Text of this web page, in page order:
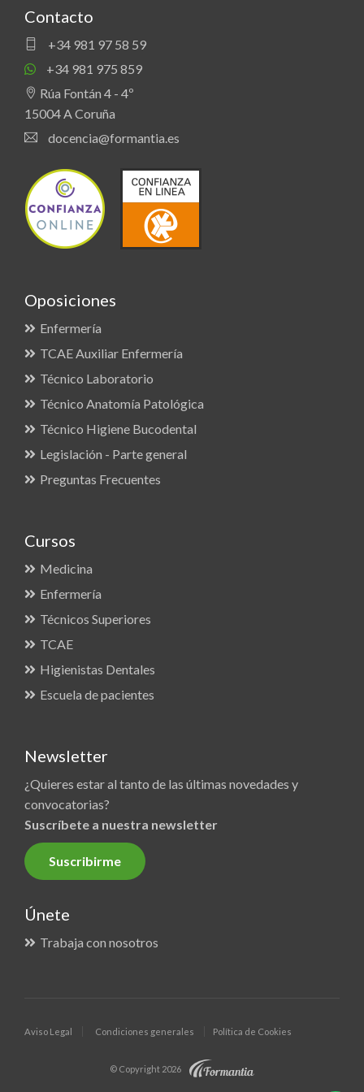
Contacto
+34 981 97 58 59
+34 981 975 859
Rúa Fontán 4 - 4º
15004 A Coruña
docencia@formantia.es
Oposiciones
Enfermería
TCAE Auxiliar Enfermería
Técnico Laboratorio
Técnico Anatomía Patológica
Técnico Higiene Bucodental
Legislación - Parte general
Preguntas Frecuentes
Cursos
Medicina
Enfermería
Técnicos Superiores
TCAE
Higienistas Dentales
Escuela de pacientes
Newsletter
¿Quieres estar al tanto de las últimas novedades y
convocatorias?
Suscríbete a nuestra newsletter
Suscribirme
Únete
Trabaja con nosotros
Aviso Legal Condiciones generales Política de Cookies
© Copyright 2026